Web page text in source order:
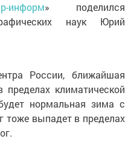
информ» поделился
наук Юрий
России, ближайшая
климатической
нормальная зима с
тоже выпадет в пределах